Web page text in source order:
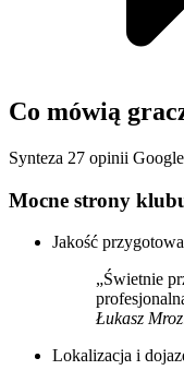
Co mówią
Synteza 27 opinii Google
Mocne strony
Jakość
„Świetnie
Łukasz
Lokalizacja i